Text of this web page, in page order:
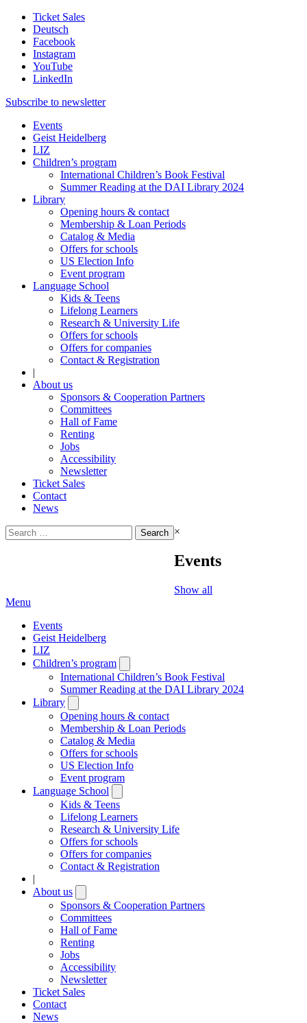
Ticket Sales
Deutsch
Facebook
Instagram
YouTube
LinkedIn
Subscribe to newsletter
Events
Geist Heidelberg
LIZ
Children’s program
International Children’s Book Festival
Summer Reading at the DAI Library 2024
Library
Opening hours & contact
Membership & Loan Periods
Catalog & Media
Offers for schools
US Election Info
Event program
Language School
Kids & Teens
Lifelong Learners
Research & University Life
Offers for schools
Offers for companies
Contact & Registration
|
About us
Sponsors & Cooperation Partners
Committees
Hall of Fame
Renting
Jobs
Accessibility
Newsletter
Ticket Sales
Contact
News
Search
for:
×
Events
Show all
Menu
Events
Geist Heidelberg
LIZ
Children’s program
submenu
International Children’s Book Festival
Summer Reading at the DAI Library 2024
Library
submenu
Opening hours & contact
Membership & Loan Periods
Catalog & Media
Offers for schools
US Election Info
Event program
Language School
submenu
Kids & Teens
Lifelong Learners
Research & University Life
Offers for schools
Offers for companies
Contact & Registration
|
About us
submenu
Sponsors & Cooperation Partners
Committees
Hall of Fame
Renting
Jobs
Accessibility
Newsletter
Ticket Sales
Contact
News